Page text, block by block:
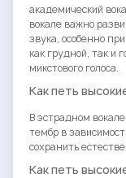
академический
вокале важно
звука, особенно
как грудной, так и
микстового голоса.
Как петь
В эстрадном
тембр в
сохранить
Как петь